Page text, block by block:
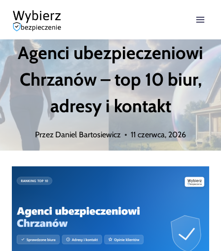
Przejdź
treściAgenci ubezpieczeniowi
Chrzanów – top 10 biur,
adresy i kontakt
Przez Daniel Bartosiewicz 11 czerwca, 2026